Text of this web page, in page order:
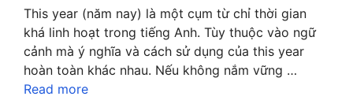
This year (năm nay) là một cụm từ chỉ thời gian
khá linh hoạt trong tiếng Anh. Tùy thuộc vào ngữ
cảnh mà ý nghĩa và cách sử dụng của this year
hoàn toàn khác nhau. Nếu không nắm vững …
Read more